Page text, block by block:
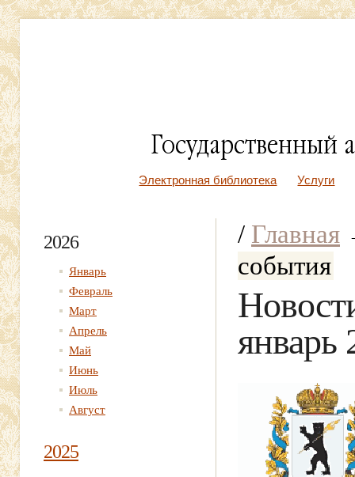
Электронная библиотека Услуги
2026
Январь
Февраль
Март
Апрель
Май
Июнь
Июль
Август
2025
/ Главная
события
январь